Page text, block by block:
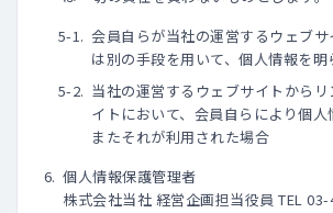
会員自らが当社の運営するウェブ
は別の手段を用いて、個人情報を
当社の運営するウェブサイトから
イトにおいて、会員自らにより個人
またそれが利用された場合
個人情報保護管理者
株式会社当社 経営企画担当役員 TEL